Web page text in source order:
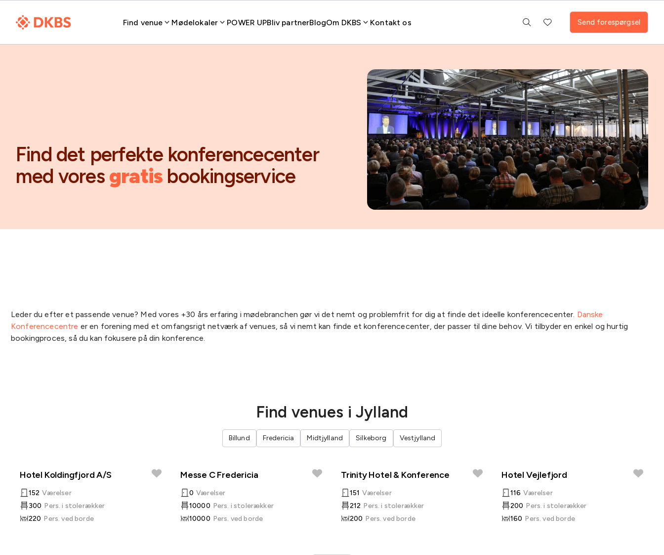
Find venue Mødelokaler POWER UPBliv partnerBlogOm DKBS Kontakt os Send forespørgsel
Find det perfekte konferencecenter
med vores gratis bookingservice
Leder du efter et passende venue? Med vores +30 års erfaring i mødebranchen gør vi det nemt og problemfrit for dig at finde det ideelle konferencecenter. Danske
Konferencecentre er en forening med et omfangsrigt netværk af venues, så vi nemt kan finde et konferencecenter, der passer til dine behov. Vi tilbyder en enkel og hurtig
bookingproces, så du kan fokusere på din konference.
Find venues i Jylland
Billund Fredericia Midtjylland Silkeborg Vestjylland
Hotel Koldingfjord A/S
152 Værelser
300 Pers. i stolerækker
220 Pers. ved borde
Messe C Fredericia
0 Værelser
10000 Pers. i stolerækker
10000 Pers. ved borde
Trinity Hotel & Konference
151 Værelser
212 Pers. i stolerækker
200 Pers. ved borde
Hotel Vejlefjord
116 Værelser
200 Pers. i stolerækker
160 Pers. ved borde